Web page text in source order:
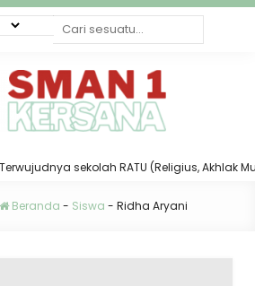
sekolah RATU (Religius, Akhlak
Beranda - Siswa - Ridha Aryani